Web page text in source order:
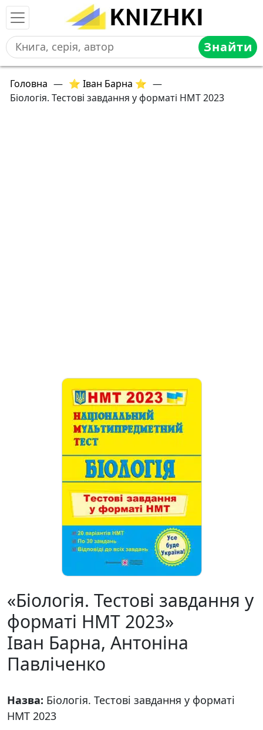
Знайти
Головна — ⭐ Іван Барна ⭐ —
Біологія. Тестові завдання у форматі НМТ 2023
«Біологія. Тестові завдання у
форматі НМТ 2023»
Іван Барна, Антоніна
Павліченко
Назва: Біологія. Тестові завдання у форматі
НМТ 2023